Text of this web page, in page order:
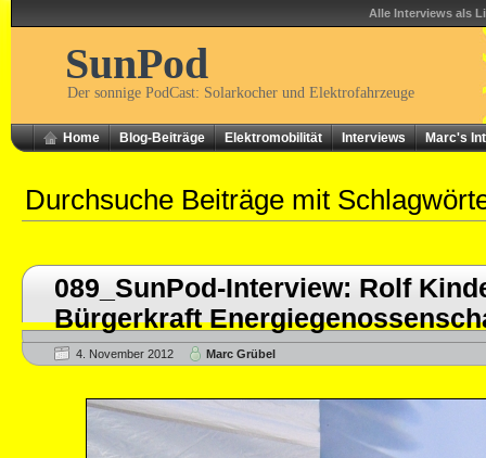
Alle Interviews als
SunPod
Der sonnige PodCast: Solarkocher und Elektrofahrzeuge
Home Blog-Beiträge Elektromobilität Interviews Marc's
Durchsuche Beiträge mit
089_SunPod-Interview: Rolf
Bürgerkraft
4. November 2012 Marc Grübel